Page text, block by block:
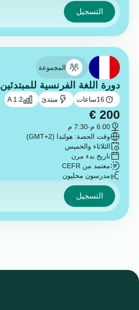
التسجيل
المجموعة
دورة اللغة الفرنسية للمبتدئين A1.2
16ساعات مبتدئ A 1.2
€ 200
6:00 م -7:30 م
وقت الحصة: هولندا (GMT+2)
الثلاثاء والخميس
تاريخ بدء مرن
معتمد من CEFR
مدرسون محليون
التسجيل